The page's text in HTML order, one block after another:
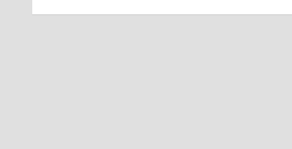
записям